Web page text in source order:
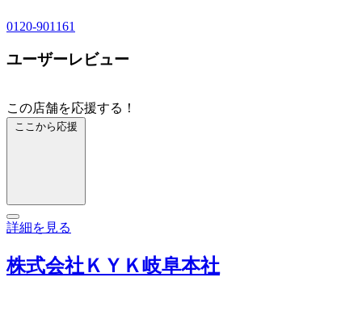
0120-901161
ユーザーレビュー
この店舗を応援する！
ここから応援
詳細を見る
株式会社ＫＹＫ岐阜本社